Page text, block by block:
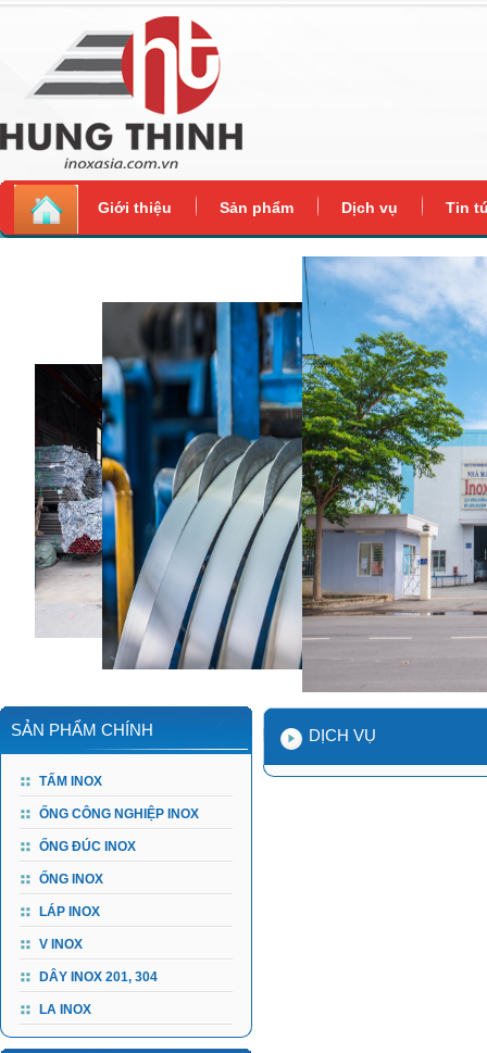
Giới thiệu Sản phẩm Dịch vụ Tin
SẢN PHẨM CHÍNH
TẤM INOX
ỐNG CÔNG NGHIỆP INOX
ỐNG ĐÚC INOX
ỐNG INOX
LÁP INOX
V INOX
DÂY INOX 201, 304
LA INOX
DỊCH VỤ